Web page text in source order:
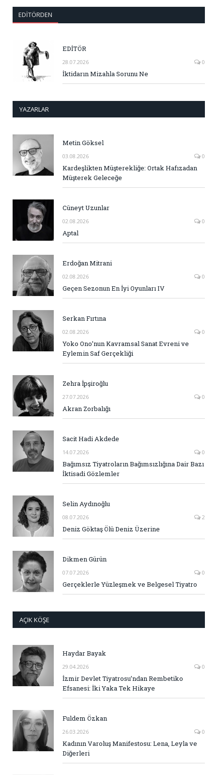
EDITÖRDEN
EDİTÖR
28.07.2026 0
İktidarın Mizahla Sorunu Ne
YAZARLAR
Metin Göksel
03.08.2026 0
Kardeşlikten Müşterekliğe: Ortak Hafızadan
Müşterek Geleceğe
Cüneyt Uzunlar
02.08.2026 0
Aptal
Erdoğan Mitrani
02.08.2026 0
Geçen Sezonun En İyi Oyunları IV
Serkan Fırtına
02.08.2026 0
Yoko Ono’nun Kavramsal Sanat Evreni ve
Eylemin Saf Gerçekliği
Zehra İpşiroğlu
27.07.2026 0
Akran Zorbalığı
Sacit Hadi Akdede
14.07.2026 0
Bağımsız Tiyatroların Bağımsızlığına Dair Bazı
İktisadi Gözlemler
Selin Aydınoğlu
08.07.2026 2
Deniz Göktaş Ölü Deniz Üzerine
Dikmen Gürün
07.07.2026 0
Gerçeklerle Yüzleşmek ve Belgesel Tiyatro
AÇIK KÖŞE
Haydar Bayak
29.04.2026 0
İzmir Devlet Tiyatrosu’ndan Rembetiko
Efsanesi: İki Yaka Tek Hikaye
Fuldem Özkan
26.03.2026 0
Kadının Varoluş Manifestosu: Lena, Leyla ve
Diğerleri